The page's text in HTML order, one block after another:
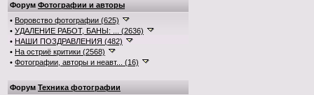
Форум Фотографии и авторы
• Воровство фотографии (625)
• УДАЛЕНИЕ РАБОТ, БАНЫ: ... (2636)
• НАШИ ПОЗДРАВЛЕНИЯ (482)
• На остриё критики (2568)
• Фотографии, авторы и неавт... (16)
Форум Техника фотографии